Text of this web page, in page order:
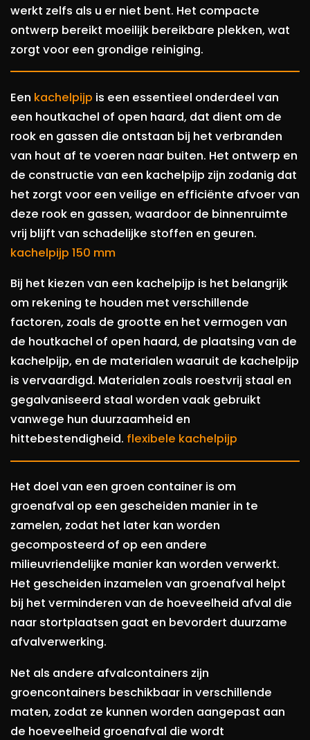
werkt zelfs als u er niet bent. Het compacte
ontwerp bereikt moeilijk bereikbare plekken, wat
zorgt voor een grondige reiniging.
Een kachelpijp is een essentieel onderdeel van
een houtkachel of open haard, dat dient om de
rook en gassen die ontstaan bij het verbranden
van hout af te voeren naar buiten. Het ontwerp en
de constructie van een kachelpijp zijn zodanig dat
het zorgt voor een veilige en efficiënte afvoer van
deze rook en gassen, waardoor de binnenruimte
vrij blijft van schadelijke stoffen en geuren.
kachelpijp 150 mm
Bij het kiezen van een kachelpijp is het belangrijk
om rekening te houden met verschillende
factoren, zoals de grootte en het vermogen van
de houtkachel of open haard, de plaatsing van de
kachelpijp, en de materialen waaruit de kachelpijp
is vervaardigd. Materialen zoals roestvrij staal en
gegalvaniseerd staal worden vaak gebruikt
vanwege hun duurzaamheid en
hittebestendigheid. flexibele kachelpijp
Het doel van een groen container is om
groenafval op een gescheiden manier in te
zamelen, zodat het later kan worden
gecomposteerd of op een andere
milieuvriendelijke manier kan worden verwerkt.
Het gescheiden inzamelen van groenafval helpt
bij het verminderen van de hoeveelheid afval die
naar stortplaatsen gaat en bevordert duurzame
afvalverwerking.
Net als andere afvalcontainers zijn
groencontainers beschikbaar in verschillende
maten, zodat ze kunnen worden aangepast aan
de hoeveelheid groenafval die wordt